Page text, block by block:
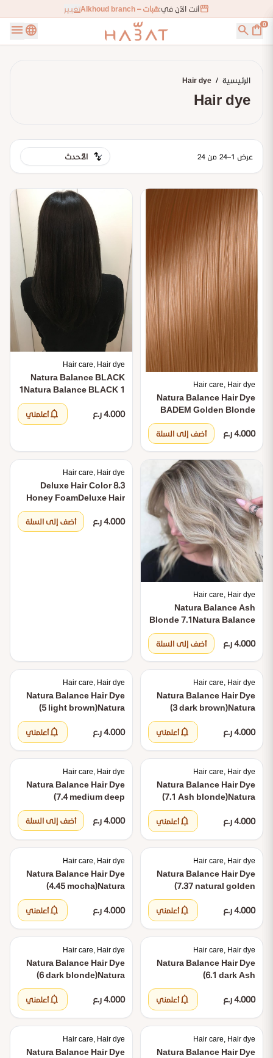
storefrontأنت الآن في:هَبات – Alkhoud branch تغيير
shopping_bag0
search
language
menu
الرئيسية /
Hair dye
Hair dye
عرض 1–24 من 24 swap_vert
Hair care, Hair dye
Natura Balance Hair Dye
BADEM Golden Blonde
7.37Natura Balance Hair
Dye BADEM Golden
Blonde 7.37
4.000 ر.ع أضف إلى السلة
Hair care, Hair dye
Natura Balance BLACK
1Natura Balance BLACK 1
4.000 ر.ع notificationsأعلمني
Hair care, Hair dye
Natura Balance Ash
Blonde 7.1Natura Balance
Ash Blonde 7.1
4.000 ر.ع
أضف إلى السلة
Hair care, Hair dye
Deluxe Hair Color 8.3
Honey FoamDeluxe Hair
Color 8.3 Honey Foam
4.000 ر.ع
أضف إلى السلة
Hair care, Hair dye
Natura Balance Hair Dye
(3 dark brown)Natura
Balance Hair Dye (3 dark
brown)
4.000 ر.ع notificationsأعلمني
Hair care, Hair dye
Natura Balance Hair Dye
(5 light brown)Natura
Balance Hair Dye (5 light
brown)
4.000 ر.ع notificationsأعلمني
Hair care, Hair dye
Natura Balance Hair Dye
(7.1 Ash blonde)Natura
Balance Hair Dye (7.1 Ash
blonde)
4.000 ر.ع notificationsأعلمني
Hair care, Hair dye
Natura Balance Hair Dye
(7.4 medium deep
copper)Natura Balance
Hair Dye (7.4 medium deep
4.000 ر.ع أضف إلى السلة
Hair care, Hair dye
Natura Balance Hair Dye
(7.37 natural golden
blonde)Natura Balance
Hair Dye (7.37 natural
golden blonde)
4.000 ر.ع notificationsأعلمني
Hair care, Hair dye
Natura Balance Hair Dye
(4.45 mocha)Natura
Balance Hair Dye (4.45
mocha)
4.000 ر.ع notificationsأعلمني
Hair care, Hair dye
Natura Balance Hair Dye
(6.1 dark Ash
blonde)Natura Balance
Hair Dye (6.1 dark Ash
4.000 ر.ع notificationsأعلمني
Hair care, Hair dye
Natura Balance Hair Dye
(6 dark blonde)Natura
Balance Hair Dye (6 dark
blonde)
4.000 ر.ع notificationsأعلمني
Hair care, Hair dye
Natura Balance Hair Dye
Hair care, Hair dye
Natura Balance Hair Dye